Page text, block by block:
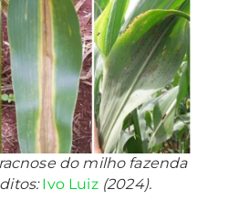
do milho fazenda
Ivo Luiz(2024).